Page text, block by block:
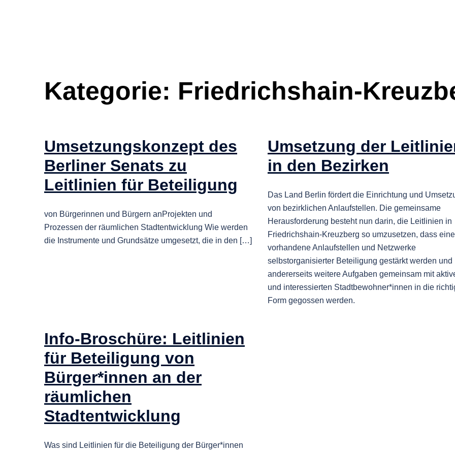
Kategorie: Friedrichshain-
Umsetzungskonzept des
Berliner Senats zu
Leitlinien für Beteiligung
von Bürgerinnen und Bürgern anProjekten und
Prozessen der räumlichen Stadtentwicklung Wie werden
die Instrumente und Grundsätze umgesetzt, die in den […]
Umsetzung der
in den Bezirken
Das Land Berlin fördert die Einrichtung und
von bezirklichen Anlaufstellen. Die gemeinsame
Herausforderung besteht nun darin, die Leitlinien in
Friedrichshain-Kreuzberg so umzusetzen, dass
vorhandene Anlaufstellen und Netzwerke
selbstorganisierter Beteiligung gestärkt werden und
andererseits weitere Aufgaben gemeinsam mit
und interessierten Stadtbewohner*innen in die
Form gegossen werden.
Info-Broschüre: Leitlinien
für Beteiligung von
Bürger*innen an der
räumlichen
Stadtentwicklung
Was sind Leitlinien für die Beteiligung der Bürger*innen